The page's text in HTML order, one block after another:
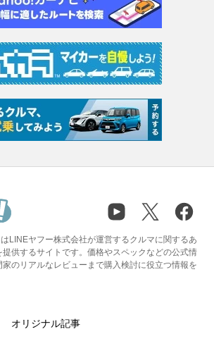
LINEヤフー株式会社が運営するクルマに関するあ
提供するサイトです。価格やスペックなどの公式情
のリアルなレビューまで購入検討に役立つ情報を
オリジナル記事